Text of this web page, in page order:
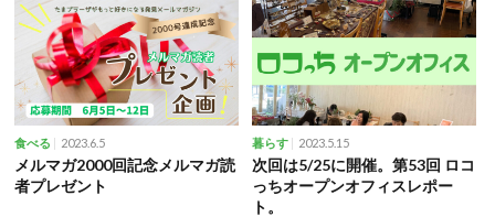
食べる 2023.6.5
メルマガ2000回記念メルマガ読
者プレゼント
暮らす 2023.5.15
次回は5/25に開催。第53回 ロコ
っちオープンオフィスレポー
ト。